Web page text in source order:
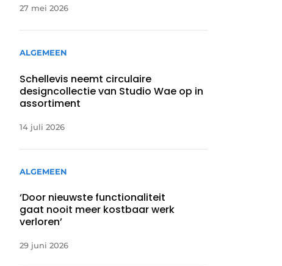
27 mei 2026
ALGEMEEN
Schellevis neemt circulaire
designcollectie van Studio Wae op in
assortiment
14 juli 2026
ALGEMEEN
‘Door nieuwste functionaliteit
gaat nooit meer kostbaar werk
verloren’
29 juni 2026